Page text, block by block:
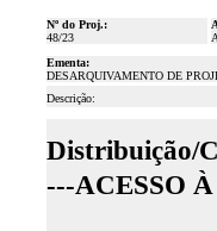
Nº do Proj.:
48/23
Ementa:
DESARQUIVAMENTO DE
Descrição:
Distribuição/
---ACESSO